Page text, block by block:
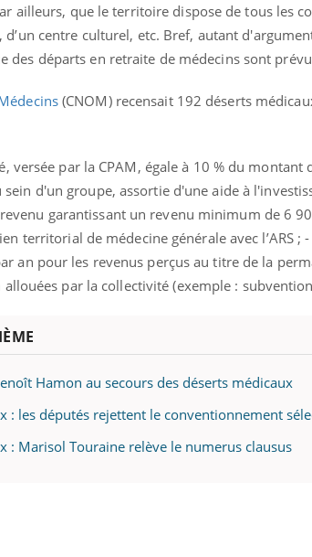
ailleurs, que le territoire dispose de tous les
d’un centre culturel, etc. Bref, autant
des départs en retraite de médecins sont
(CNOM) recensait 192 déserts
versée par la CPAM, égale à 10 % du
sein d'un groupe, assortie d'une aide à
garantissant un revenu minimum de 6
territorial de médecine générale avec l’ARS ;
an pour les revenus perçus au titre de la
allouées par la collectivité (exemple :
Hamon au secours des déserts médicaux
: les députés rejettent le conventionnement
: Marisol Touraine relève le numerus clausus